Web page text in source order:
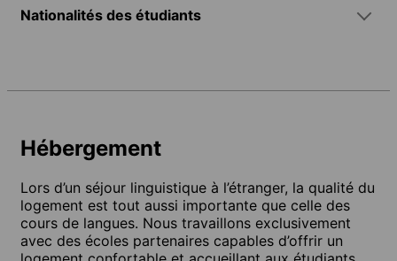
Nationalités des étudiants
Hébergement
Lors d’un séjour linguistique à l’étranger, la qualité du
logement est tout aussi importante que celle des
cours de langues. Nous travaillons exclusivement
avec des écoles partenaires capables d’offrir un